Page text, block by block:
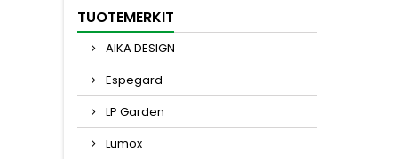
TUOTEMERKIT
AIKA DESIGN
Espegard
LP Garden
Lumox